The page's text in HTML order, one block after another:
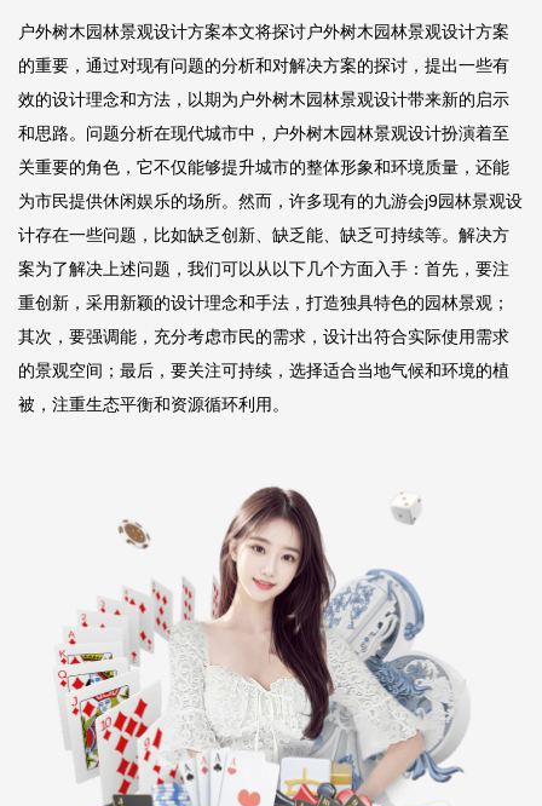
户外树木园林景观设计方案本文将探讨户外树木园林景观设计方案
的重要，通过对现有问题的分析和对解决方案的探讨，提出一些有
效的设计理念和方法，以期为户外树木园林景观设计带来新的启示
和思路。问题分析在现代城市中，户外树木园林景观设计扮演着至
关重要的角色，它不仅能够提升城市的整体形象和环境质量，还能
为市民提供休闲娱乐的场所。然而，许多现有的九游会j9园林景观设
计存在一些问题，比如缺乏创新、缺乏能、缺乏可持续等。解决方
案为了解决上述问题，我们可以从以下几个方面入手：首先，要注
重创新，采用新颖的设计理念和手法，打造独具特色的园林景观；
其次，要强调能，充分考虑市民的需求，设计出符合实际使用需求
的景观空间；最后，要关注可持续，选择适合当地气候和环境的植
被，注重生态平衡和资源循环利用。